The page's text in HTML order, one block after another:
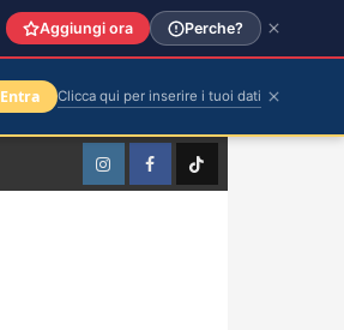
InstagramFacebookTikTok
Aggiungi ora Perche?
Entra Clicca qui per inserire i tuoi dati